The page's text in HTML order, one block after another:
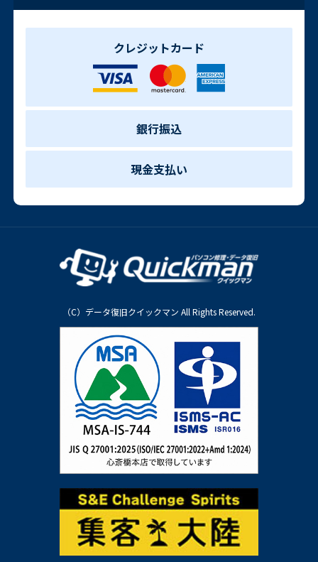
クレジットカード
銀行振込
現金支払い
（C）データ復旧クイックマン All Rights Reserved.